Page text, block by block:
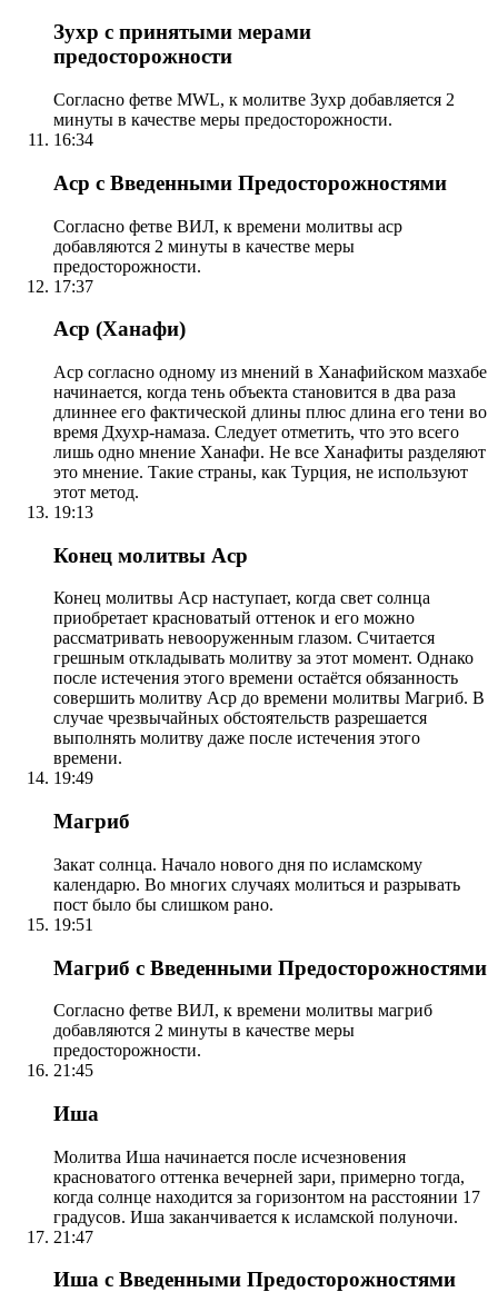
Зухр с принятыми мерами
предосторожности
Согласно фетве MWL, к молитве Зухр добавляется 2
минуты в качестве меры предосторожности.
16:34
Аср с Введенными Предосторожностями
Согласно фетве ВИЛ, к времени молитвы аср
добавляются 2 минуты в качестве меры
предосторожности.
17:37
Аср (Ханафи)
Аср согласно одному из мнений в Ханафийском мазхабе
начинается, когда тень объекта становится в два раза
длиннее его фактической длины плюс длина его тени во
время Дхухр-намаза. Следует отметить, что это всего
лишь одно мнение Ханафи. Не все Ханафиты разделяют
это мнение. Такие страны, как Турция, не используют
этот метод.
19:13
Конец молитвы Аср
Конец молитвы Аср наступает, когда свет солнца
приобретает красноватый оттенок и его можно
рассматривать невооруженным глазом. Считается
грешным откладывать молитву за этот момент. Однако
после истечения этого времени остаётся обязанность
совершить молитву Аср до времени молитвы Магриб. В
случае чрезвычайных обстоятельств разрешается
выполнять молитву даже после истечения этого
времени.
19:49
Магриб
Закат солнца. Начало нового дня по исламскому
календарю. Во многих случаях молиться и разрывать
пост было бы слишком рано.
19:51
Магриб с Введенными Предосторожностями
Согласно фетве ВИЛ, к времени молитвы магриб
добавляются 2 минуты в качестве меры
предосторожности.
21:45
Иша
Молитва Иша начинается после исчезновения
красноватого оттенка вечерней зари, примерно тогда,
когда солнце находится за горизонтом на расстоянии 17
градусов. Иша заканчивается к исламской полуночи.
21:47
Иша с Введенными Предосторожностями